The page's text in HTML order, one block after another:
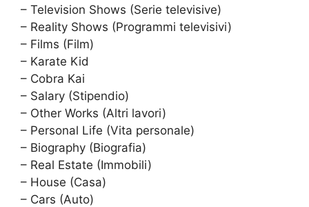
– Television Shows (Serie televisive)
– Reality Shows (Programmi televisivi)
– Films (Film)
– Karate Kid
– Cobra Kai
– Salary (Stipendio)
– Other Works (Altri lavori)
– Personal Life (Vita personale)
– Biography (Biografia)
– Real Estate (Immobili)
– House (Casa)
– Cars (Auto)